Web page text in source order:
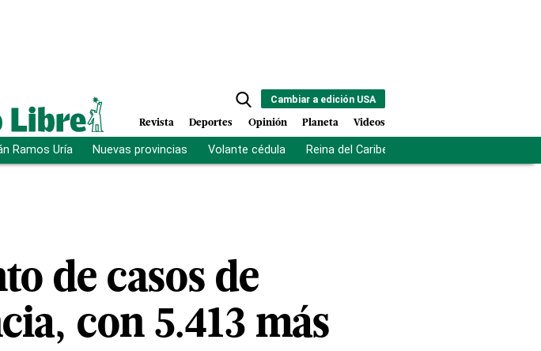
Cambiar a edición USA
Revista Deportes Opinión Planeta Videos
Ramos Uría Nuevas provincias Volante cédula Reina del Caribe
de casos de
con 5.413 más